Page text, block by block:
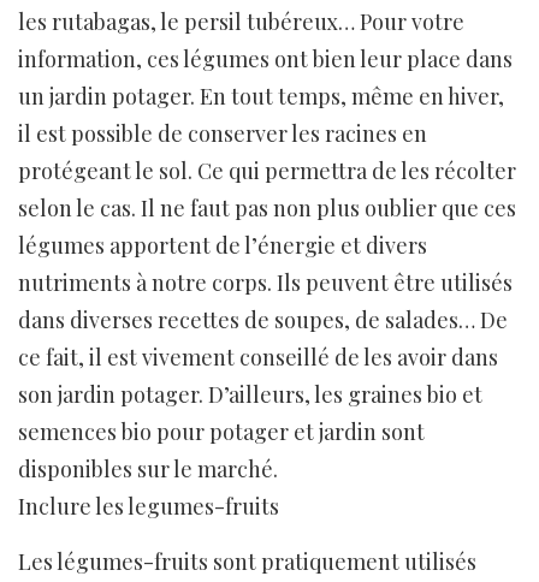
les rutabagas, le persil tubéreux… Pour votre
information, ces légumes ont bien leur place dans
un jardin potager. En tout temps, même en hiver,
il est possible de conserver les racines en
protégeant le sol. Ce qui permettra de les récolter
selon le cas. Il ne faut pas non plus oublier que ces
légumes apportent de l’énergie et divers
nutriments à notre corps. Ils peuvent être utilisés
dans diverses recettes de soupes, de salades… De
ce fait, il est vivement conseillé de les avoir dans
son jardin potager. D’ailleurs, les graines bio et
semences bio pour potager et jardin sont
disponibles sur le marché.
Inclure les legumes-fruits
Les légumes-fruits sont pratiquement utilisés